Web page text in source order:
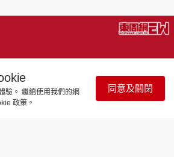
驗。 繼續使用我們的網
政策。
同意及關閉